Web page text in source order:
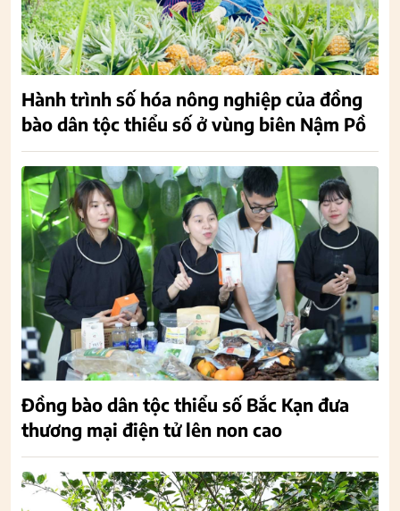
Hành trình số hóa nông nghiệp của đồng
bào dân tộc thiểu số ở vùng biên Nậm Pồ
Đồng bào dân tộc thiểu số Bắc Kạn đưa
thương mại điện tử lên non cao